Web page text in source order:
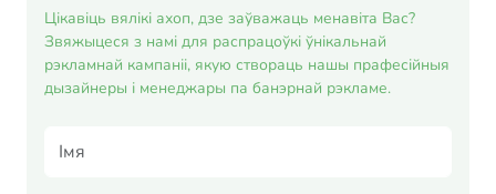
Цікавіць вялікі ахоп, дзе заўважаць менавіта Вас?
Звяжыцеся з намі для распрацоўкі ўнікальнай
рэкламнай кампаніі, якую створаць нашы прафесійныя
дызайнеры і менеджары па банэрнай рэкламе.